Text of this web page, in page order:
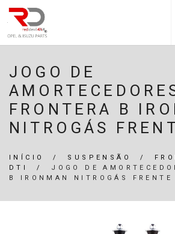
JOGO DE
FRONTERA B
NITROGÁS
INÍCIO / SUSPENSÃO /
DTI
/ JOGO DE
B IRONMAN NITROGÁS FRENTE